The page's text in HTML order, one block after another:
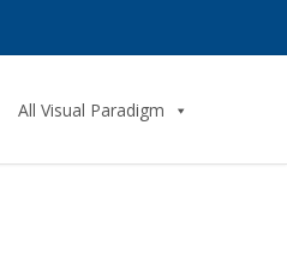
All Visual Paradigm